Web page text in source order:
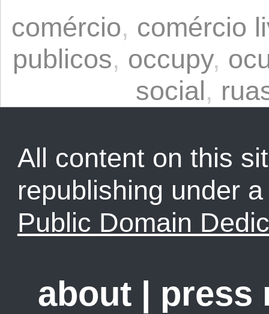
comércio, comércio
publicos, occupy,
social,
All content on this
republishing under
Public Domain
about press